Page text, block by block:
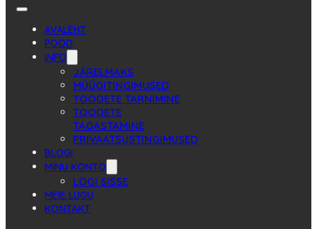
AVALEHT
POOD
INFO
JÄRELMAKS
MÜÜGITINGIMUSED
TOODETE TARNIMINE
TOODETE
TAGASTAMINE
PRIVAATSUSTINGIMUSED
BLOGI
MINU KONTO
LOGI SISSE
MEIE LUGU
KONTAKT